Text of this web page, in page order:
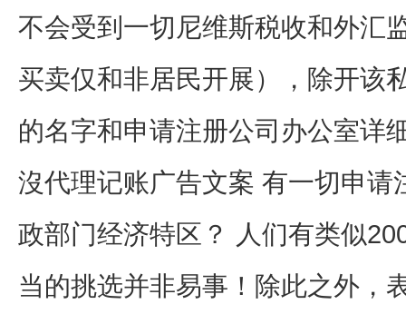
不会受到一切尼维斯税收和外汇
买卖仅和非居民开展），除开该
的名字和申请注册公司办公室详
沒代理记账广告文案 有一切申
政部门经济特区？ 人们有类似
当的挑选并非易事！除此之外，